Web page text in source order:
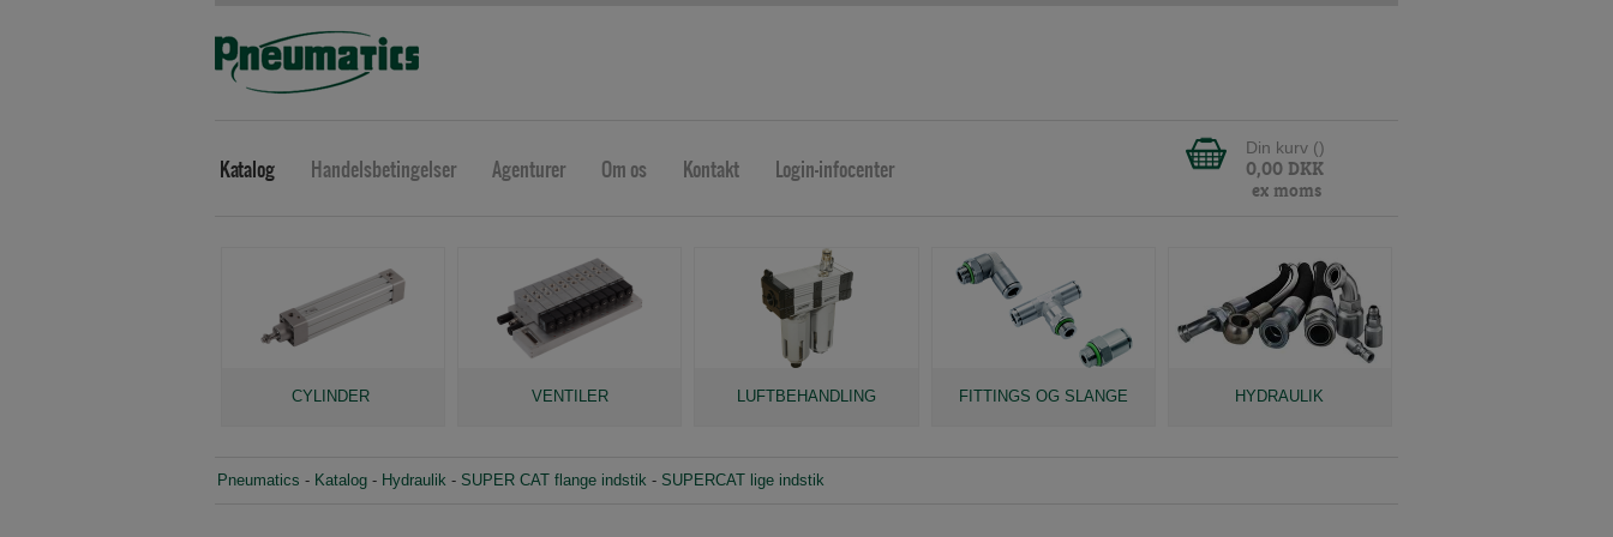
Katalog Handelsbetingelser Agenturer Om os Kontakt Login-infocenter
Din kurv ()
0,00 DKK
ex moms
CYLINDER VENTILER LUFTBEHANDLING FITTINGS OG SLANGE HYDRAULIK
Pneumatics - Katalog - Hydraulik - SUPER CAT flange indstik - SUPERCAT lige indstik